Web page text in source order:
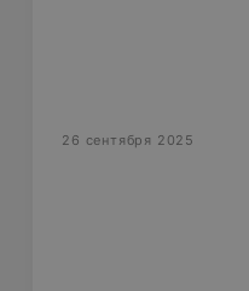
26 сентября 2025